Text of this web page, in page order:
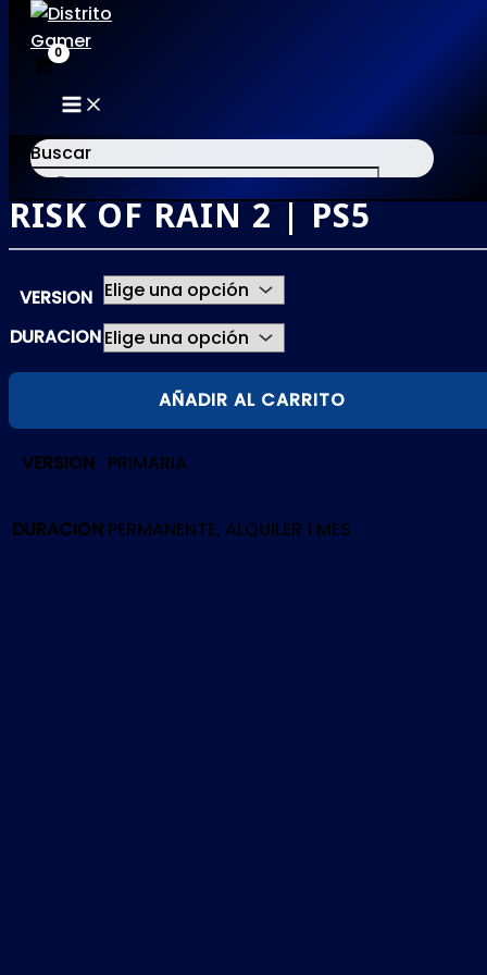
al
contenido
MAIN
MENU
Buscar
×
RISK OF RAIN 2 | PS5
VERSION
DURACION
RISK
PS5
AÑADIR AL CARRITO
VERSION PRIMARIA
DURACION PERMANENTE, ALQUILER 1 MES